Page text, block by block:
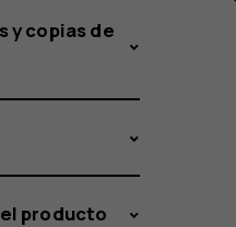
y copias de
producto